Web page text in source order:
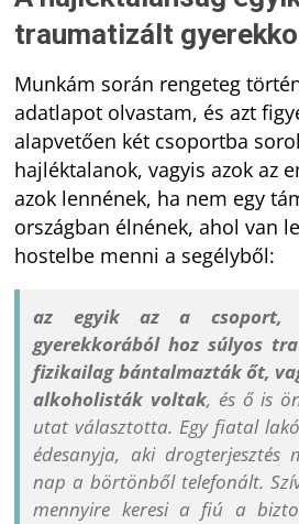
traumatizált
Munkám során rengeteg
adatlapot olvastam, és azt
alapvetően két csoportba
hajléktalanok, vagyis azok az
azok lennének, ha nem egy
országban élnének, ahol van
hostelbe menni a segélyből:
az egyik az a csoport,
gyerekkorából hoz súlyos
fizikailag bántalmazták őt,
alkoholisták voltak, és ő is
utat választotta. Egy fiatal
édesanyja, aki
nap a börtönből telefonált.
mennyire keresi a fiú a